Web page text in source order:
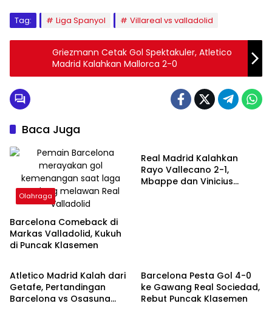
Tag: Liga Spanyol Villareal vs valladolid
Griezmann Cetak Gol Spektakuler, Atletico
Madrid Kalahkan Mallorca 2-0
Baca Juga
Olahraga
Barcelona Comeback di
Markas Valladolid, Kukuh
di Puncak Klasemen
Real Madrid Kalahkan
Rayo Vallecano 2-1,
Mbappe dan Vinicius
Olahraga
Atletico Madrid Kalah dari
Getafe, Pertandingan
Barcelona vs Osasuna
Barcelona Pesta Gol 4-0
ke Gawang Real Sociedad,
Rebut Puncak Klasemen
Olahraga Olahraga